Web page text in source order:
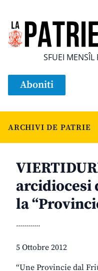
SFUEI
Aboniti
ARCHIVI DE PATRIE
arcidiocesi
la
............
5 Ottobre 2012
“Une Provincie dal